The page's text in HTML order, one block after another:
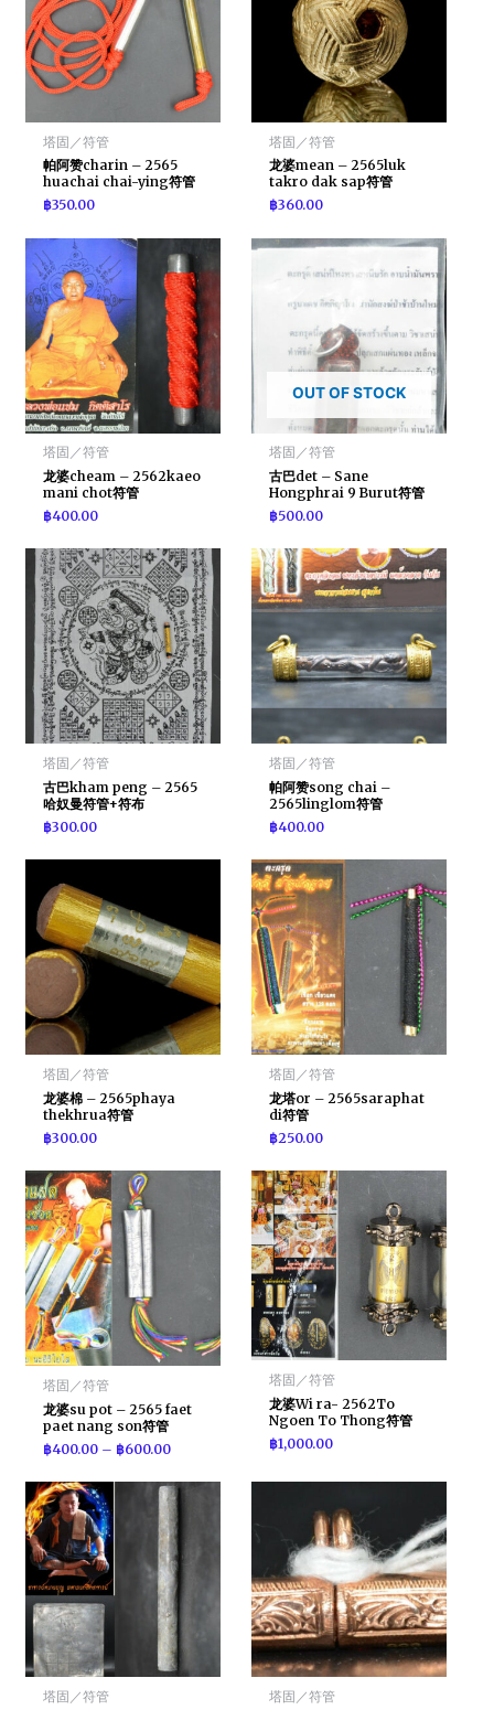
塔固／符管
帕阿赞charin – 2565
huachai chai-ying符管
฿350.00
塔固／符管
龙婆mean – 2565luk
takro dak sap符管
฿360.00
塔固／符管
龙婆cheam – 2562kaeo
mani chot符管
฿400.00
OUT OF STOCK
塔固／符管
古巴det – Sane
Hongphrai 9 Burut符管
฿500.00
塔固／符管
古巴kham peng – 2565
哈奴曼符管+符布
฿300.00
塔固／符管
帕阿赞song chai –
2565linglom符管
฿400.00
塔固／符管
龙婆棉 – 2565phaya
thekhrua符管
฿300.00
塔固／符管
龙塔or – 2565saraphat
di符管
฿250.00
塔固／符管
龙婆su pot – 2565 faet
paet nang son符管
฿400.00 – ฿600.00
塔固／符管
龙婆Wi ra- 2562To
Ngoen To Thong符管
฿1,000.00
塔固／符管 塔固／符管